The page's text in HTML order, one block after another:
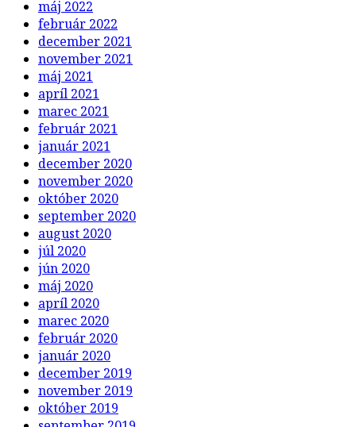
máj 2022
február 2022
december 2021
november 2021
máj 2021
apríl 2021
marec 2021
február 2021
január 2021
december 2020
november 2020
október 2020
september 2020
august 2020
júl 2020
jún 2020
máj 2020
apríl 2020
marec 2020
február 2020
január 2020
december 2019
november 2019
október 2019